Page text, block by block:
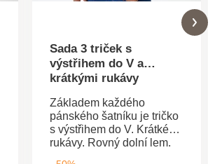
Sada 3 triček s
výstřihem do V a
krátkými rukávy
Základem každého
pánského šatníku je tričko
s výstřihem do V. Krátké
rukávy. Rovný dolní lem.